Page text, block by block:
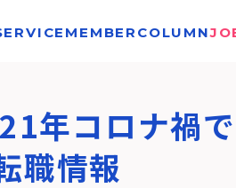
MEMBER COLUMN
年コロナ禍
職情報